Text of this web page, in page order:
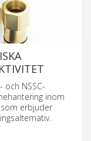
och NSSC-
inom
erbjuder